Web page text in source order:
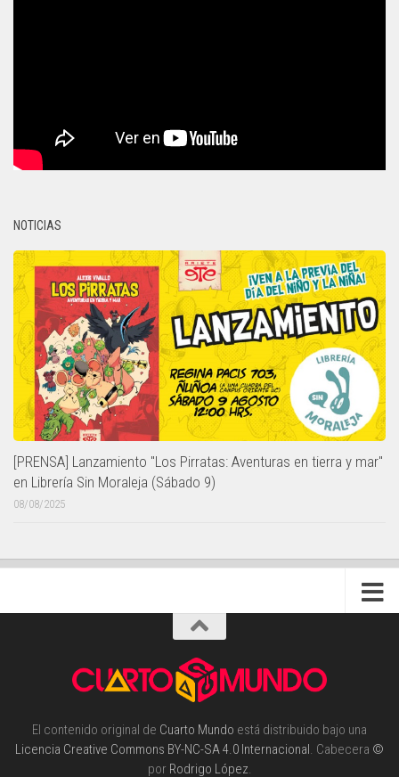
NOTICIAS
[PRENSA] Lanzamiento "Los Pirratas: Aventuras en tierra y mar"
en Librería Sin Moraleja (Sábado 9)
08/08/2025
El contenido original de Cuarto Mundo está distribuido bajo una
Licencia Creative Commons BY-NC-SA 4.0 Internacional . Cabecera ©
por Rodrigo López.